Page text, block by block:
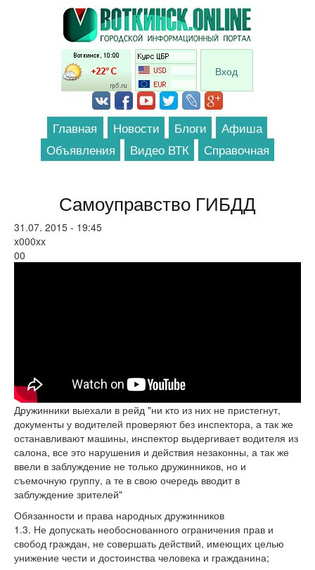
Перейти к основному содержанию
Вход
Главная Новости Блоги
Афиша
Объявления
Видео ВТК Справочная
Самоуправство ГИБДД
31.07. 2015 - 19:45
x000xx
00
Дружинники выехали в рейд "ни кто из них не пристегнут,
документы у водителей проверяют без инспектора, а так же
останавливают машины, инспектор выдергивает водителя из
салона, все это нарушения и действия незаконны, а так же
ввели в заблуждение не только дружинников, но и
съемочную группу, а те в свою очередь вводит в
заблуждение зрителей"
Обязанности и права народных дружинников
1.3. Не допускать необоснованного ограничения прав и
свобод граждан, не совершать действий, имеющих целью
унижение чести и достоинства человека и гражданина;